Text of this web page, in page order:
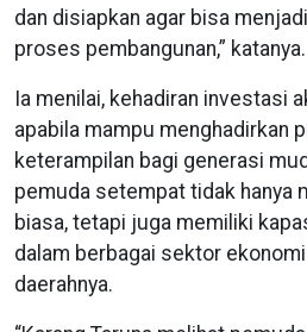
dan disiapkan agar bisa
proses pembangunan,” katanya.
Ia menilai, kehadiran investasi
apabila mampu menghadirkan
keterampilan bagi generasi
pemuda setempat tidak hanya
biasa, tetapi juga memiliki
dalam berbagai sektor
daerahnya.